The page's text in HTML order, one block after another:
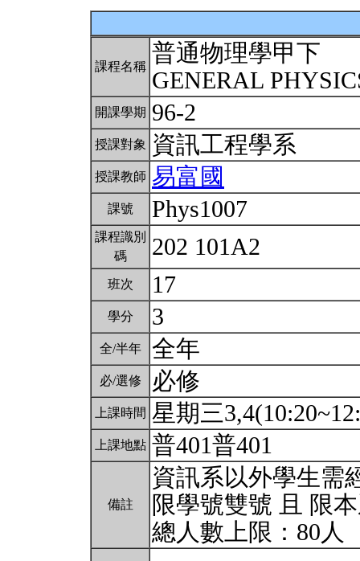
課程名稱 普通物理學甲下
GENERAL
開課學期 96-2
授課對象 資訊工程學系
授課教師 易富國
課號 Phys1007
課程識別
碼
202 101A2
班次 17
學分 3
全/半年 全年
必/選修 必修
上課時間 星期三
上課地點 普401普401
備註
資訊系以外學生需
限學號雙號 且 限
總人數上限：80人